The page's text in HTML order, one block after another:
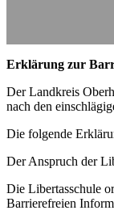
Erklärung zur
Der Landkreis
nach den
Die folgende
Der Anspruch der
Die Libertasschule
Barrierefreien